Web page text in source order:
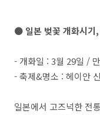
● 일본 벚꽃 개화시기
- 개화일 : 3월 29일 /
- 축제&명소 : 헤이안
일본에서 고즈넉한 전